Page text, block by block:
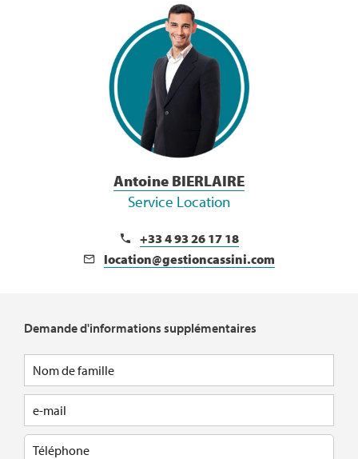
Demande d'informations supplémentaires
Voir la Bio
Antoine BIERLAIRE
Service Location
+33 4 93 26 17 18
location@gestioncassini.com